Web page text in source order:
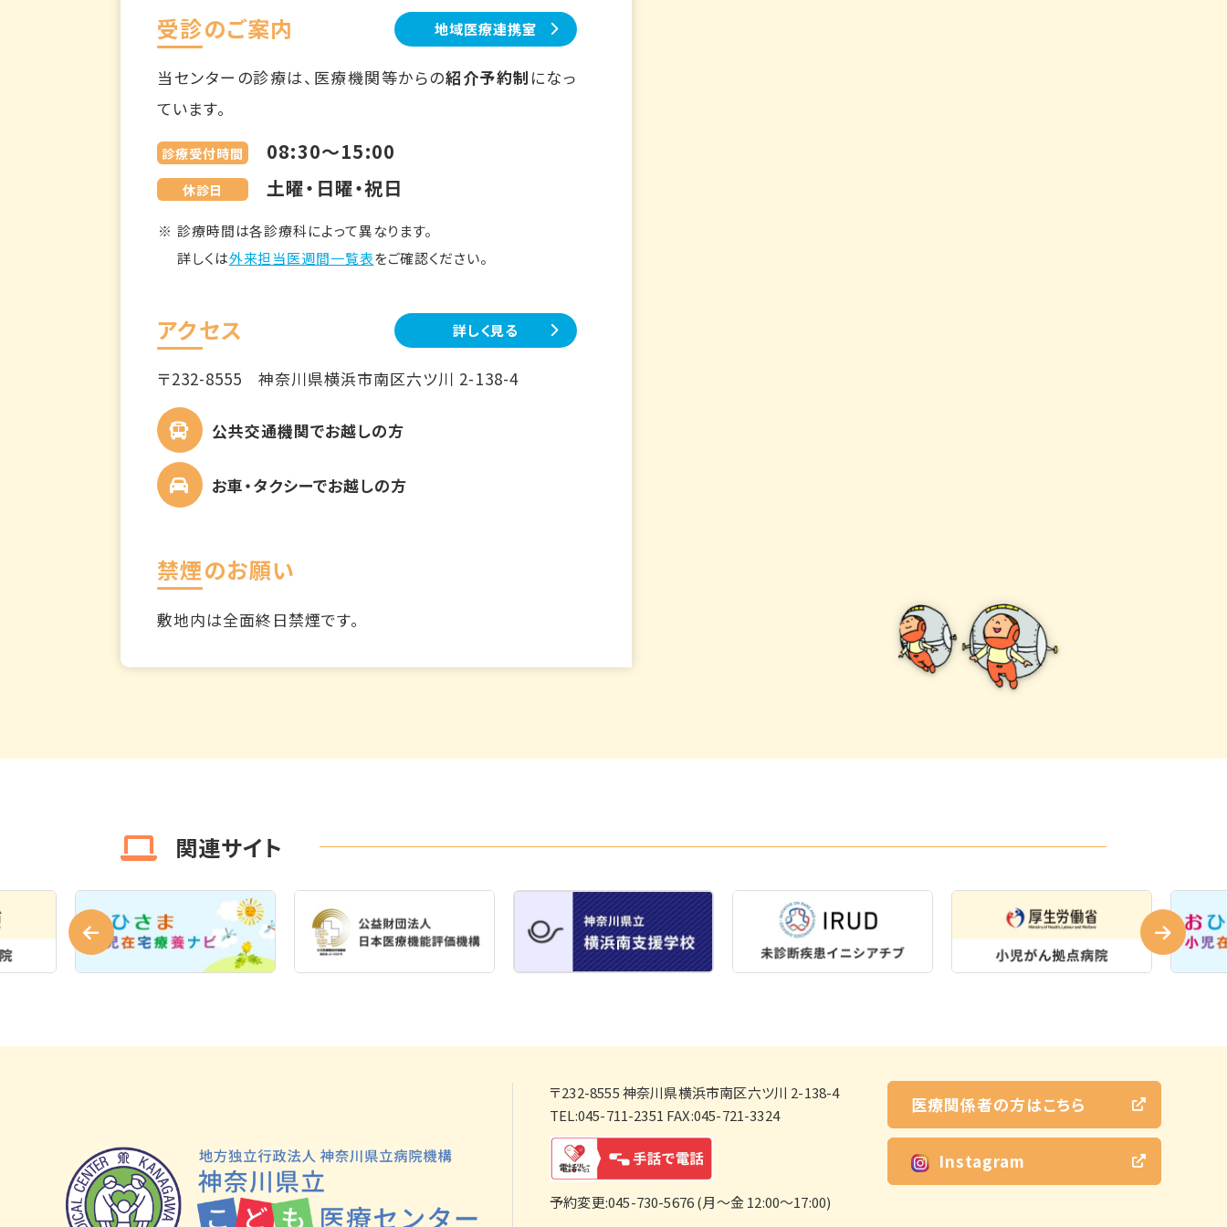
受診のご案内 地域医療連携室
当センターの診療は、医療機関等からの紹介予約制 になっ
ています。
診療受付時間 08:30～15:00
休診日 土曜・日曜・祝日
診療時間は各診療科によって異なります。
詳しくは外来担当医週間一覧表をご確認ください。
アクセス 詳しく見る
〒232-8555神奈川県横浜市南区六ツ川 2-138-4
公共交通機関でお越しの方
お車・タクシーでお越しの方
禁煙のお願い
敷地内は全面終日禁煙です。
関連サイト
〒232-8555神奈川県横浜市南区六ツ川 2-138-4
TEL:045-711-2351 FAX:045-721-3324
予約変更:045-730-5676 (月～金 12:00～17:00)
医療関係者の方はこちら
Instagram